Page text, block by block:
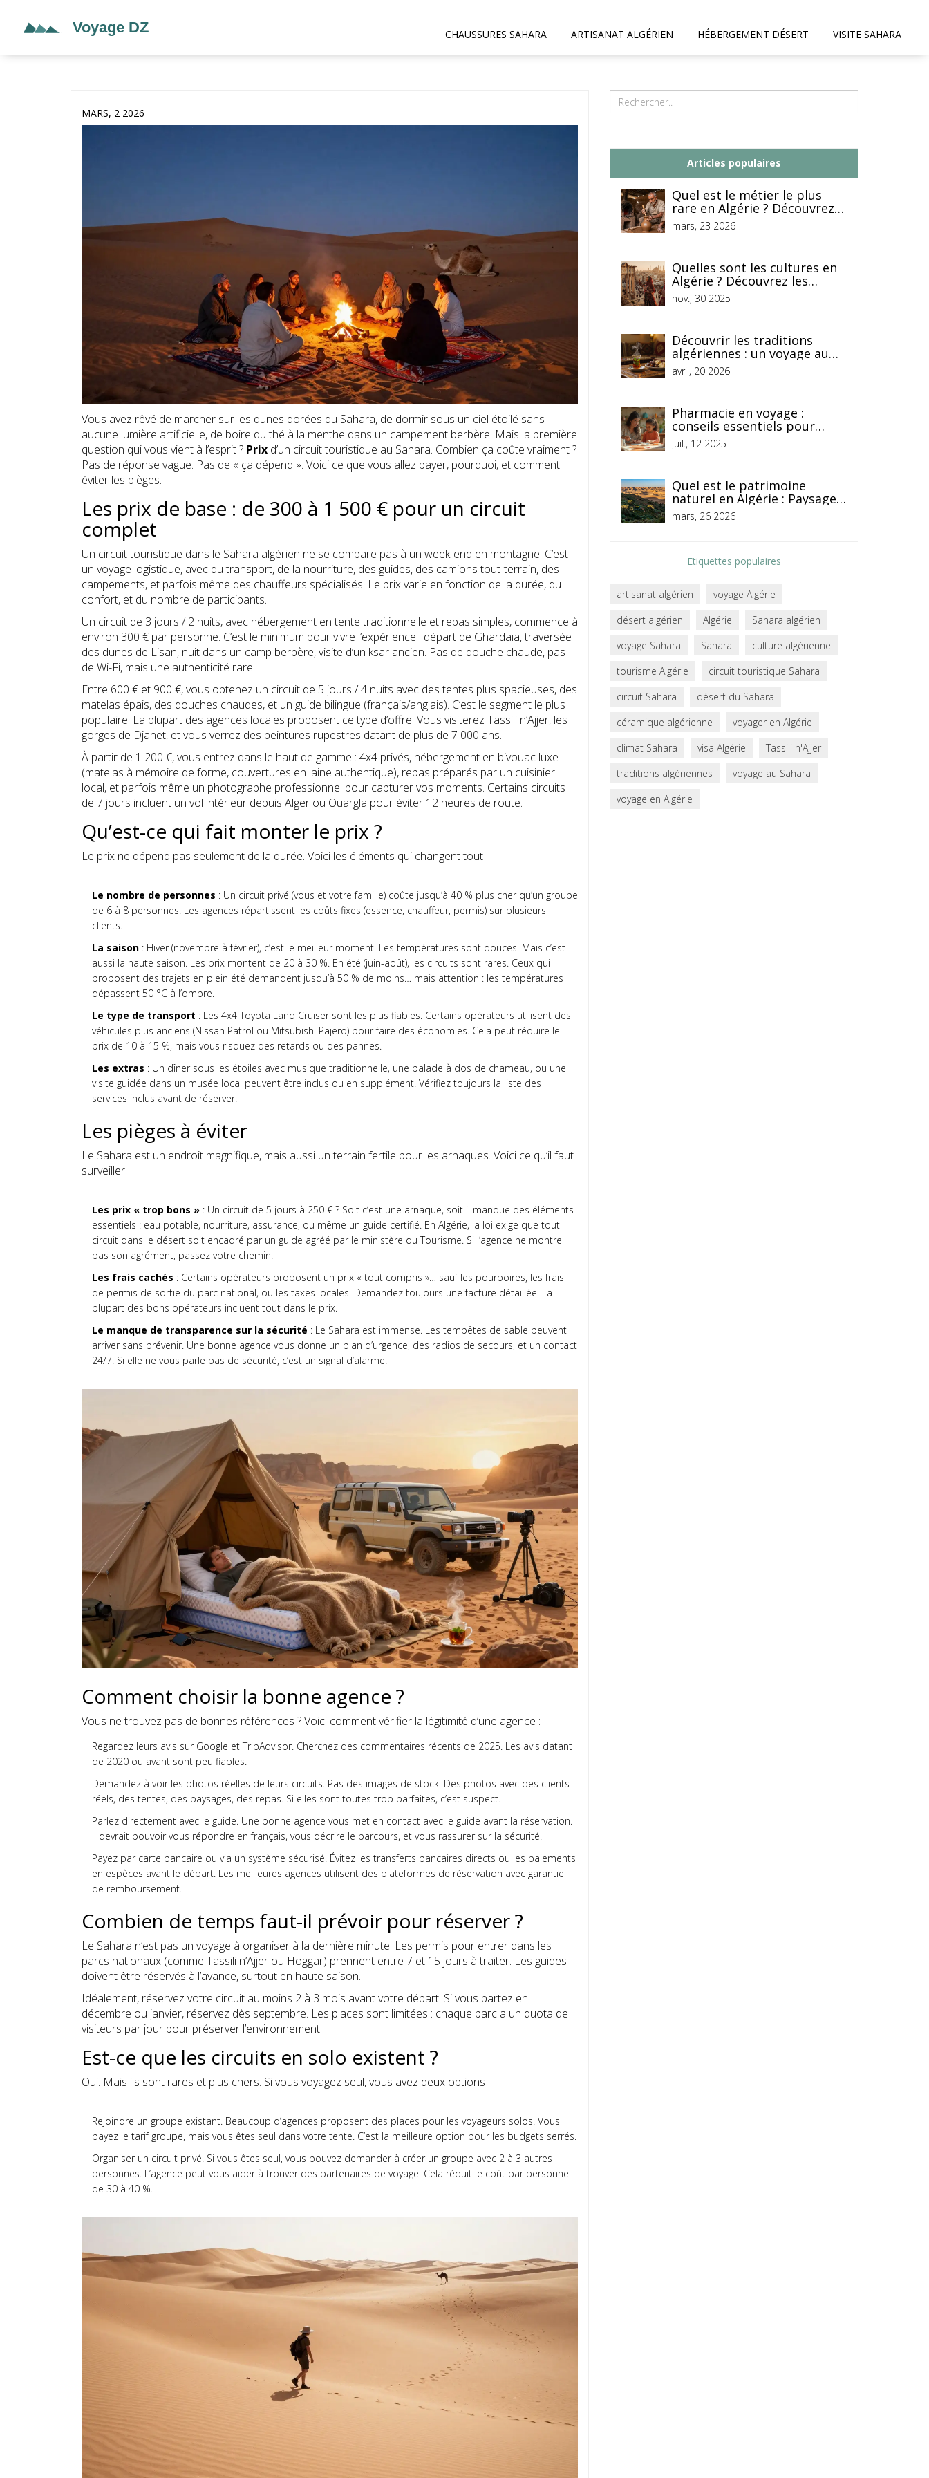
CHAUSSURES SAHARA ARTISANAT ALGÉRIEN HÉBERGEMENT DÉSERT VISITE SAHARA
MARS, 2 2026
Vous avez rêvé de marcher sur les dunes dorées du Sahara, de dormir sous un ciel étoilé sans
aucune lumière artificielle, de boire du thé à la menthe dans un campement berbère. Mais la première
question qui vous vient à l’esprit ? Prix d’un circuit touristique au Sahara. Combien ça coûte vraiment ?
Pas de réponse vague. Pas de « ça dépend ». Voici ce que vous allez payer, pourquoi, et comment
éviter les pièges.
Les prix de base : de 300 à 1 500 € pour un circuit
complet
Un circuit touristique dans le Sahara algérien ne se compare pas à un week-end en montagne. C’est
un voyage logistique, avec du transport, de la nourriture, des guides, des camions tout-terrain, des
campements, et parfois même des chauffeurs spécialisés. Le prix varie en fonction de la durée, du
confort, et du nombre de participants.
Un circuit de 3 jours / 2 nuits, avec hébergement en tente traditionnelle et repas simples, commence à
environ 300 € par personne. C’est le minimum pour vivre l’expérience : départ de Ghardaïa, traversée
des dunes de Lisan, nuit dans un camp berbère, visite d’un ksar ancien. Pas de douche chaude, pas
de Wi-Fi, mais une authenticité rare.
Entre 600 € et 900 €, vous obtenez un circuit de 5 jours / 4 nuits avec des tentes plus spacieuses, des
matelas épais, des douches chaudes, et un guide bilingue (français/anglais). C’est le segment le plus
populaire. La plupart des agences locales proposent ce type d’offre. Vous visiterez Tassili n’Ajjer, les
gorges de Djanet, et vous verrez des peintures rupestres datant de plus de 7 000 ans.
À partir de 1 200 €, vous entrez dans le haut de gamme : 4x4 privés, hébergement en bivouac luxe
(matelas à mémoire de forme, couvertures en laine authentique), repas préparés par un cuisinier
local, et parfois même un photographe professionnel pour capturer vos moments. Certains circuits
de 7 jours incluent un vol intérieur depuis Alger ou Ouargla pour éviter 12 heures de route.
Qu’est-ce qui fait monter le prix ?
Le prix ne dépend pas seulement de la durée. Voici les éléments qui changent tout :
Le nombre de personnes : Un circuit privé (vous et votre famille) coûte jusqu’à 40 % plus cher qu’un groupe
de 6 à 8 personnes. Les agences répartissent les coûts fixes (essence, chauffeur, permis) sur plusieurs
clients.
La saison : Hiver (novembre à février), c’est le meilleur moment. Les températures sont douces. Mais c’est
aussi la haute saison. Les prix montent de 20 à 30 %. En été (juin-août), les circuits sont rares. Ceux qui
proposent des trajets en plein été demandent jusqu’à 50 % de moins… mais attention : les températures
dépassent 50 °C à l’ombre.
Le type de transport : Les 4x4 Toyota Land Cruiser sont les plus fiables. Certains opérateurs utilisent des
véhicules plus anciens (Nissan Patrol ou Mitsubishi Pajero) pour faire des économies. Cela peut réduire le
prix de 10 à 15 %, mais vous risquez des retards ou des pannes.
Les extras : Un dîner sous les étoiles avec musique traditionnelle, une balade à dos de chameau, ou une
visite guidée dans un musée local peuvent être inclus ou en supplément. Vérifiez toujours la liste des
services inclus avant de réserver.
Les pièges à éviter
Le Sahara est un endroit magnifique, mais aussi un terrain fertile pour les arnaques. Voici ce qu’il faut
surveiller :
Les prix « trop bons » : Un circuit de 5 jours à 250 € ? Soit c’est une arnaque, soit il manque des éléments
essentiels : eau potable, nourriture, assurance, ou même un guide certifié. En Algérie, la loi exige que tout
circuit dans le désert soit encadré par un guide agréé par le ministère du Tourisme. Si l’agence ne montre
pas son agrément, passez votre chemin.
Les frais cachés : Certains opérateurs proposent un prix « tout compris »… sauf les pourboires, les frais
de permis de sortie du parc national, ou les taxes locales. Demandez toujours une facture détaillée. La
plupart des bons opérateurs incluent tout dans le prix.
Le manque de transparence sur la sécurité : Le Sahara est immense. Les tempêtes de sable peuvent
arriver sans prévenir. Une bonne agence vous donne un plan d’urgence, des radios de secours, et un contact
24/7. Si elle ne vous parle pas de sécurité, c’est un signal d’alarme.
Comment choisir la bonne agence ?
Vous ne trouvez pas de bonnes références ? Voici comment vérifier la légitimité d’une agence :
Regardez leurs avis sur Google et TripAdvisor. Cherchez des commentaires récents de 2025. Les avis datant
de 2020 ou avant sont peu fiables.
Demandez à voir les photos réelles de leurs circuits. Pas des images de stock. Des photos avec des clients
réels, des tentes, des paysages, des repas. Si elles sont toutes trop parfaites, c’est suspect.
Parlez directement avec le guide. Une bonne agence vous met en contact avec le guide avant la réservation.
Il devrait pouvoir vous répondre en français, vous décrire le parcours, et vous rassurer sur la sécurité.
Payez par carte bancaire ou via un système sécurisé. Évitez les transferts bancaires directs ou les paiements
en espèces avant le départ. Les meilleures agences utilisent des plateformes de réservation avec garantie
de remboursement.
Combien de temps faut-il prévoir pour réserver ?
Le Sahara n’est pas un voyage à organiser à la dernière minute. Les permis pour entrer dans les
parcs nationaux (comme Tassili n’Ajjer ou Hoggar) prennent entre 7 et 15 jours à traiter. Les guides
doivent être réservés à l’avance, surtout en haute saison.
Idéalement, réservez votre circuit au moins 2 à 3 mois avant votre départ. Si vous partez en
décembre ou janvier, réservez dès septembre. Les places sont limitées : chaque parc a un quota de
visiteurs par jour pour préserver l’environnement.
Est-ce que les circuits en solo existent ?
Oui. Mais ils sont rares et plus chers. Si vous voyagez seul, vous avez deux options :
Rejoindre un groupe existant. Beaucoup d’agences proposent des places pour les voyageurs solos. Vous
payez le tarif groupe, mais vous êtes seul dans votre tente. C’est la meilleure option pour les budgets serrés.
Organiser un circuit privé. Si vous êtes seul, vous pouvez demander à créer un groupe avec 2 à 3 autres
personnes. L’agence peut vous aider à trouver des partenaires de voyage. Cela réduit le coût par personne
de 30 à 40 %.
Articles populaires
Quel est le métier le plus
rare en Algérie ? Découvrez
le savoir-faire presque
disparu des maîtres de la
mars, 23 2026
Quelles sont les cultures en
Algérie ? Découvrez les
racines profondes d'une
nation diverse
nov., 30 2025
Découvrir les traditions
algériennes : un voyage au
cœur de l'identité
maghrébine
avril, 20 2026
Pharmacie en voyage :
conseils essentiels pour
voyageurs
juil., 12 2025
Quel est le patrimoine
naturel en Algérie : Paysages,
Parcs et Ressources
Traditionnelles
mars, 26 2026
Etiquettes populaires
artisanat algérien
voyage Algérie
désert algérien
Algérie
Sahara algérien
voyage Sahara
Sahara
culture algérienne
tourisme Algérie
circuit touristique Sahara
circuit Sahara
désert du Sahara
céramique algérienne
voyager en Algérie
climat Sahara
visa Algérie
Tassili n'Ajjer
traditions algériennes
voyage au Sahara
voyage en Algérie